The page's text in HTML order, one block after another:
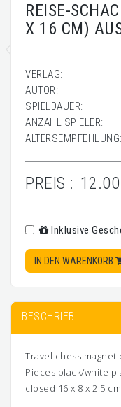
REISE-
X 16 CM)
VERLAG:
AUTOR:
SPIELDAUER:
ANZAHL SPIELER:
ALTERSEMPFEHLUNG:
PREIS :
Inklusive
IN DEN WARENKORB
BESCHRIEB
Travel chess
Pieces black/white
closed 16 x 8 x 2.5